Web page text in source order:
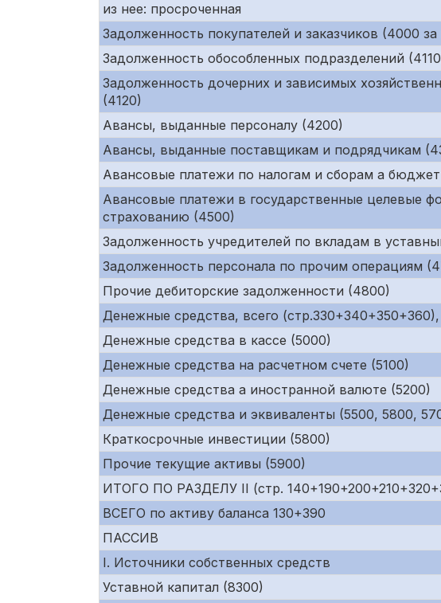
из нее: просроченная
Задолженность покупателей и заказчиков (4000
Задолженность обособленных подразделений
Задолженность дочерних и зависимых
(4120)
Авансы, выданные персоналу (4200)
Авансы, выданные поставщикам и подрядчикам
Авансовые платежи по налогам и сборам а
Авансовые платежи в государственные целевые
страхованию (4500)
Задолженность учредителей по вкладам в
Задолженность персонала по прочим операциям
Прочие дебиторские задолженности (4800)
Денежные средства, всего
Денежные средства в кассе (5000)
Денежные средства на расчетном счете (5100)
Денежные средства а иностранной валюте (5200)
Денежные средства и эквиваленты (5500, 5800,
Краткосрочные инвестиции (5800)
Прочие текущие активы (5900)
ИТОГО ПО РАЗДЕЛУ II (стр.
ВСЕГО по активу баланса 130+390
ПАССИВ
I. Источники собственных средств
Уставной капитал (8300)